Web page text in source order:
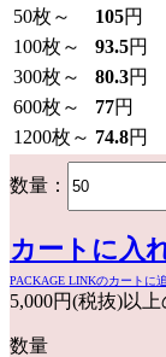
50枚～ 105円
100枚～ 93.5円
300枚～ 80.3円
600枚～ 77円
1200枚～ 74.8円
数量：
カートに入
PACKAGE LINKのカートに
5,000円(税抜)以
数量